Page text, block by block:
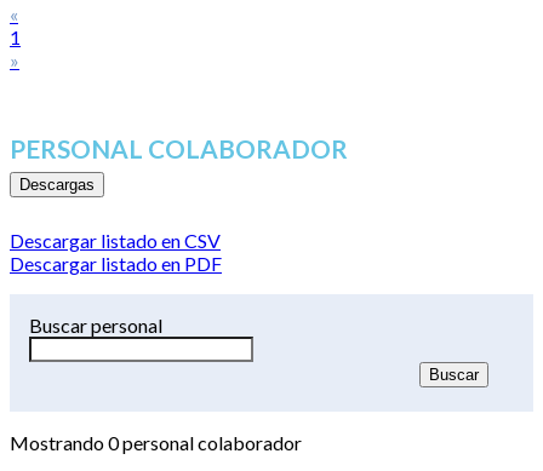
«
1
»
PERSONAL COLABORADOR
Descargas
Descargar listado en CSV
Descargar listado en PDF
Buscar personal
Mostrando0personal colaborador